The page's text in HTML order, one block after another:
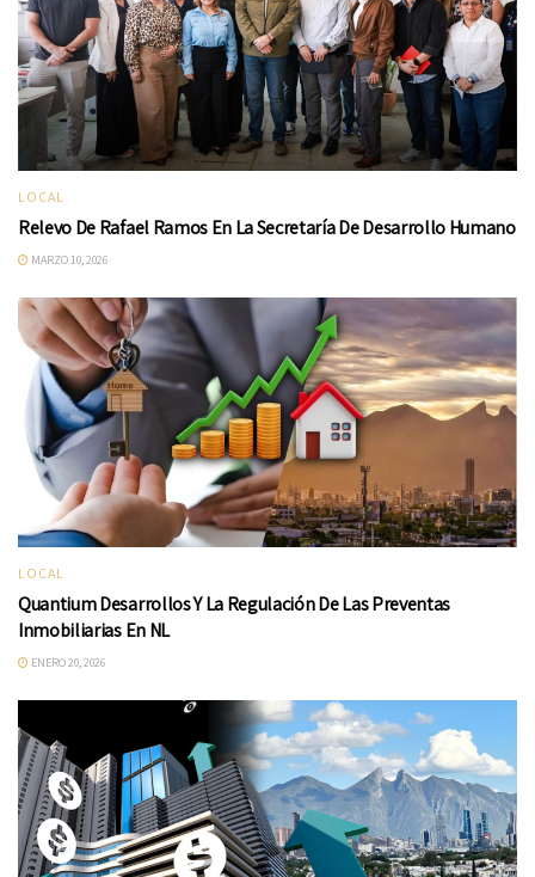
LOCAL
Relevo De Rafael Ramos En La Secretaría De Desarrollo Humano
MARZO 10, 2026
LOCAL
Quantium Desarrollos Y La Regulación De Las Preventas
Inmobiliarias En NL
ENERO 20, 2026